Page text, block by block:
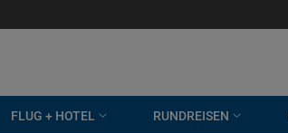
FLUG + HOTEL RUNDREISEN